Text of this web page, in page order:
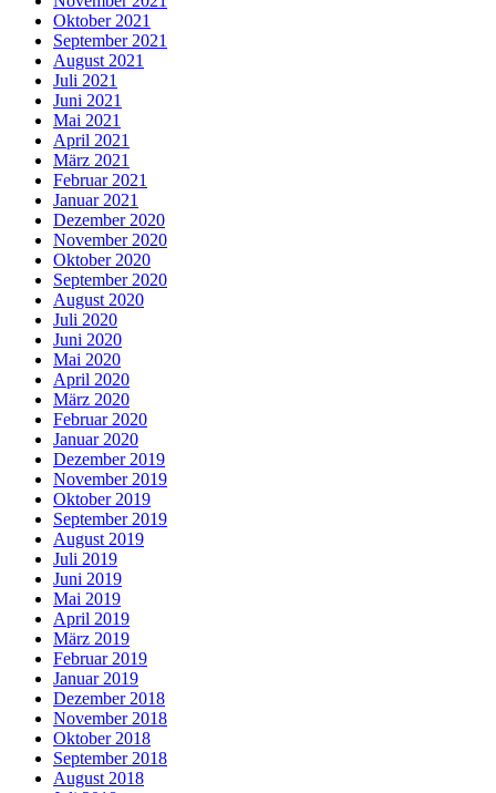
Oktober 2021
September 2021
August 2021
Juli 2021
Juni 2021
Mai 2021
April 2021
März 2021
Februar 2021
Januar 2021
Dezember 2020
November 2020
Oktober 2020
September 2020
August 2020
Juli 2020
Juni 2020
Mai 2020
April 2020
März 2020
Februar 2020
Januar 2020
Dezember 2019
November 2019
Oktober 2019
September 2019
August 2019
Juli 2019
Juni 2019
Mai 2019
April 2019
März 2019
Februar 2019
Januar 2019
Dezember 2018
November 2018
Oktober 2018
September 2018
August 2018